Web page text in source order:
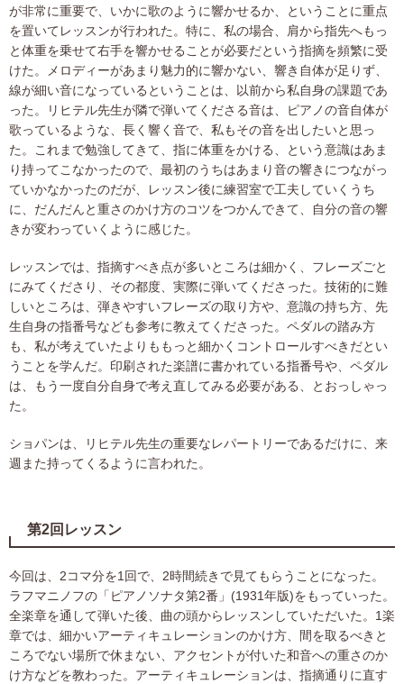
が非常に重要で、いかに歌のように響かせるか、ということに重点
を置いてレッスンが行われた。特に、私の場合、肩から指先へもっ
と体重を乗せて右手を響かせることが必要だという指摘を頻繁に受
けた。メロディーがあまり魅力的に響かない、響き自体が足りず、
線が細い音になっているということは、以前から私自身の課題であ
った。リヒテル先生が隣で弾いてくださる音は、ピアノの音自体が
歌っているような、長く響く音で、私もその音を出したいと思っ
た。これまで勉強してきて、指に体重をかける、という意識はあま
り持ってこなかったので、最初のうちはあまり音の響きにつながっ
ていかなかったのだが、レッスン後に練習室で工夫していくうち
に、だんだんと重さのかけ方のコツをつかんできて、自分の音の響
きが変わっていくように感じた。
レッスンでは、指摘すべき点が多いところは細かく、フレーズごと
にみてくださり、その都度、実際に弾いてくださった。技術的に難
しいところは、弾きやすいフレーズの取り方や、意識の持ち方、先
生自身の指番号なども参考に教えてくださった。ペダルの踏み方
も、私が考えていたよりももっと細かくコントロールすべきだとい
うことを学んだ。印刷された楽譜に書かれている指番号や、ペダル
は、もう一度自分自身で考え直してみる必要がある、とおっしゃっ
た。
ショパンは、リヒテル先生の重要なレパートリーであるだけに、来
週また持ってくるように言われた。
第2回レッスン
今回は、2コマ分を1回で、2時間続きで見てもらうことになった。
ラフマニノフの「ピアノソナタ第2番」(1931年版)をもっていった。
全楽章を通して弾いた後、曲の頭からレッスンしていただいた。1楽
章では、細かいアーティキュレーションのかけ方、間を取るべきと
ころでない場所で休まない、アクセントが付いた和音への重さのか
け方などを教わった。アーティキュレーションは、指摘通りに直す